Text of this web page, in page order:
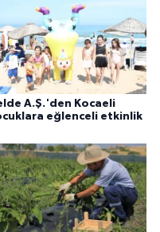
A.Ş.'den Kocaeli
eğlenceli etkinlik